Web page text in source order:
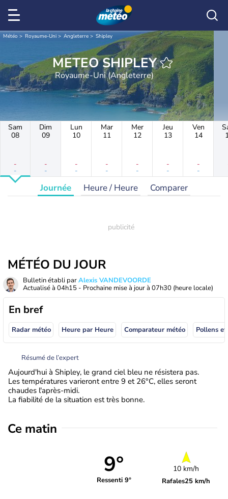
Météo Royaume-Uni Angleterre Shipley
METEO SHIPLEY
Royaume-Uni (Angleterre)
Sam
08
-
-
Dim
09
-
-
Lun
10
-
-
Mar
11
-
-
Mer
12
-
-
Jeu
13
-
-
Ven
14
-
-
Journée Heure / Heure Comparer
MÉTÉO DU JOUR
Bulletin établi parAlexis VANDEVOORDE
Actualisé à 04h15 - Prochaine mise à jour à 07h30 (heure locale)
En bref
Radar météo Heure par Heure Comparateur météo Pollens
Résumé de l’expert
Aujourd'hui à Shipley, le grand ciel bleu ne résistera pas.
Les températures varieront entre 9 et 26°C, elles seront
chaudes l'après-midi.
La fiabilité de la situation est très bonne.
Ce matin
9°
Ressenti 9°
10 km/h
Rafales25 km/h